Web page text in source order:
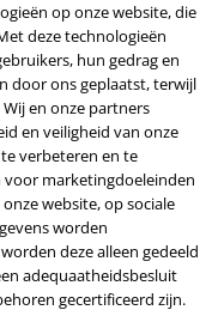
op onze website, die
deze technologieën
hun gedrag en
door ons geplaatst, terwijl
en onze partners
en veiligheid van onze
verbeteren en te
voor marketingdoeleinden
website, op sociale
worden
deze alleen gedeeld
adequaatheidsbesluit
gecertificeerd zijn.